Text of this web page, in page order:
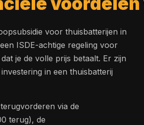
voor thuisbatterijen in
ISDE-achtige regeling voor
je de volle prijs betaalt. Er zijn
in een thuisbatterij
via de
terug), de